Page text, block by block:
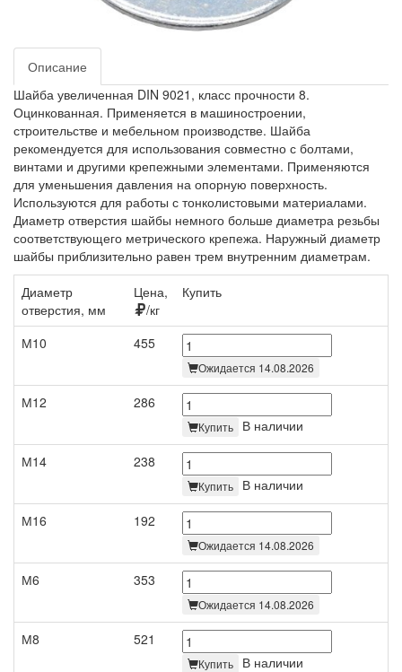
Описание
Шайба увеличенная DIN 9021, класс прочности 8.
Оцинкованная. Применяется в машиностроении,
строительстве и мебельном производстве. Шайба
рекомендуется для использования совместно с болтами,
винтами и другими крепежными элементами. Применяются
для уменьшения давления на опорную поверхность.
Используются для работы с тонколистовыми материалами.
Диаметр отверстия шайбы немного больше диаметра резьбы
соответствующего метрического крепежа. Наружный диаметр
шайбы приблизительно равен трем внутренним диаметрам.
Диаметр
отверстия, мм
Цена,
/кг
Купить
М10 455
Ожидается 14.08.2026
М12 286
Купить
В наличии
М14
238
Купить
В наличии
М16
192
Ожидается 14.08.2026
М6 353
Ожидается 14.08.2026
М8 521
Купить В наличии